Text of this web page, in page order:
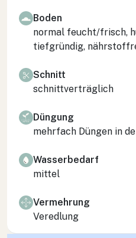
Boden
normal feucht/frisch,
tiefgründig,
Schnitt
schnittverträglich
Düngung
mehrfach Düngen in
Wasserbedarf
mittel
Vermehrung
Veredlung